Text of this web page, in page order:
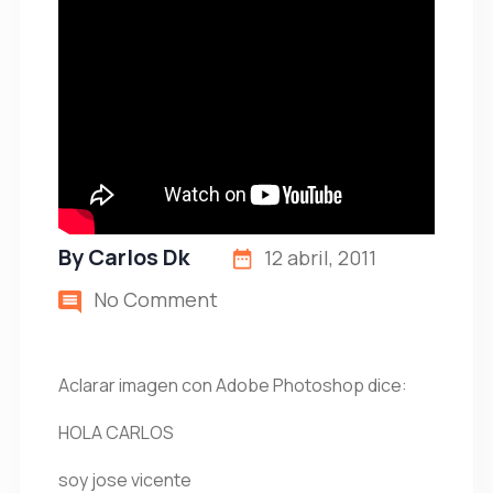
ByCarlos Dk
12 abril, 2011
No Comment
Aclarar imagen con Adobe Photoshop dice:
HOLA CARLOS
soy jose vicente